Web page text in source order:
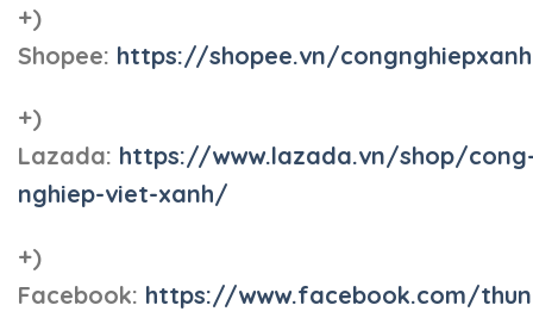
+)
Shopee: https://shopee.vn/
+)
Lazada: https://www.lazada.vn/shop/
nghiep-viet-xanh/
+)
Facebook: https://www.facebook.com/